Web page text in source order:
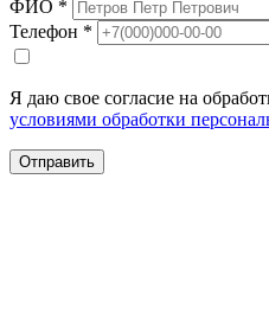
ФИО *
Телефон *
Я даю свое согласие на
условиями обработки